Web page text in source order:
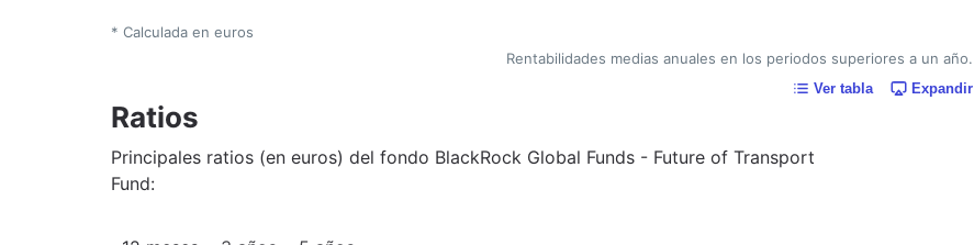
* Calculada en euros
Rentabilidades medias anuales en los periodos superiores a un año.
Ver tabla Expandir
Ratios
Principales ratios (en euros) del fondo BlackRock Global Funds - Future of Transport
Fund: